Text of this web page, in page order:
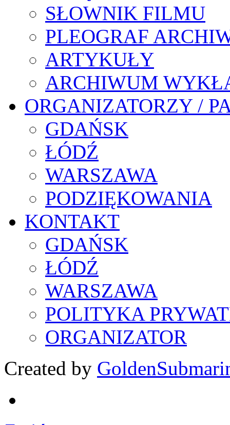
SŁOWNIK FILMU
PLEOGRAF
ARTYKUŁY
ARCHIWUM
ORGANIZATORZY /
GDAŃSK
ŁÓDŹ
WARSZAWA
PODZIĘKOWANIA
KONTAKT
GDAŃSK
ŁÓDŹ
WARSZAWA
POLITYKA
ORGANIZATOR
Created by